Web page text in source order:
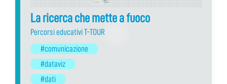
La ricerca che mette a fuoco
Percorsi educativi T-TOUR
#comunicazione
#dataviz
#dati